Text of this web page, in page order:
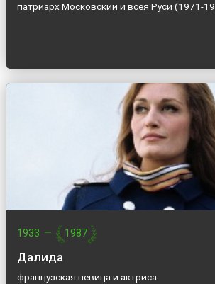
патриарх Московский и всея Руси (1971-
1933 — 1987
Далида
французская певица и актриса